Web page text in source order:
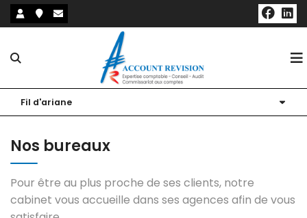
Notre cabinet
Nos bureaux
Nos associés
Expertise comptable et fiscale
Audit et commissariat aux comptes
Nos outils
Nos outils collaboratifs
Actualités
Fil d'ariane
Nos bureaux
Pour être au plus proche de ses clients, notre
cabinet vous accueille dans ses agences afin de vous